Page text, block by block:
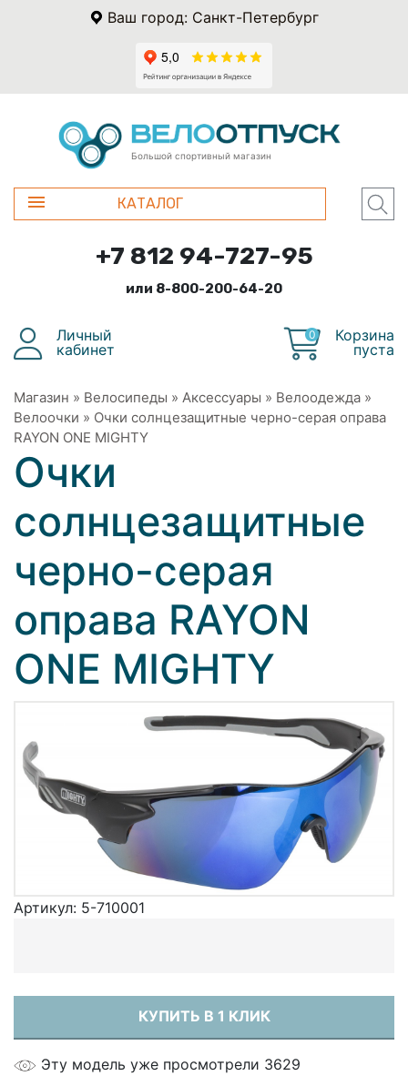
Ваш город: Санкт-Петербург
Большой спортивный магазин
КАТАЛОГ
+7 812 94-727-95
или 8-800-200-64-20
Личный
кабинет
0
Корзина
пуста
Магазин » Велосипеды » Аксессуары » Велоодежда »
Велоочки » Очки солнцезащитные черно-серая оправа
RAYON ONE MIGHTY
Очки
солнцезащитные
черно-серая
оправа RAYON
ONE MIGHTY
Артикул: 5-710001
КУПИТЬ В 1 КЛИК
Эту модель уже просмотрели 3629